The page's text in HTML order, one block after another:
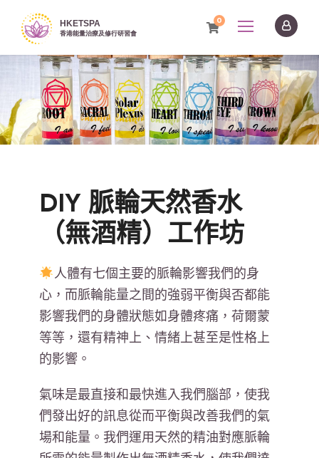
0
DIY 脈輪天然香水
（無酒精）工作坊
人體有七個主要的脈輪影響我們的身
心，而脈輪能量之間的強弱平衡與否都能
影響我們的身體狀態如身體疼痛，荷爾蒙
等等，還有精神上、情緒上甚至是性格上
的影響。
氣味是最直接和最快進入我們腦部，使我
們發出好的訊息從而平衡與改善我們的氣
場和能量。我們運用天然的精油對應脈輪